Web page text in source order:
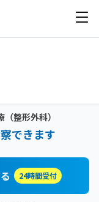
（整形外科）
できます
24時間受付